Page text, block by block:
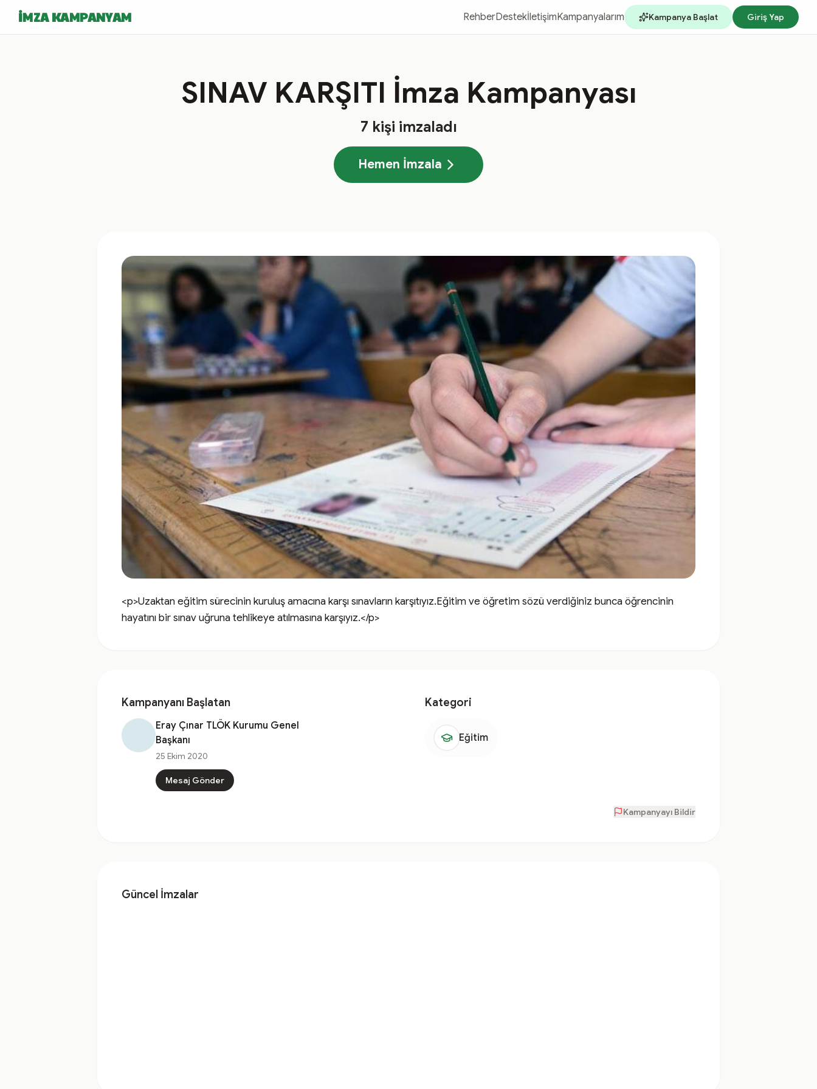
İMZA KAMPANYAM RehberDestekİletişimKampanyalarım Kampanya Başlat Giriş Yap
SINAV KARŞITI İmza Kampanyası
7 kişi imzaladı
Hemen İmzala
<p>Uzaktan eğitim sürecinin kuruluş amacına karşı sınavların karşıtıyız.Eğitim ve öğretim sözü verdiğiniz bunca öğrencinin
hayatını bir sınav uğruna tehlikeye atılmasına karşıyız.</p>
Kampanyanı Başlatan
Eray Çınar TLÖK Kurumu Genel
Başkanı
25 Ekim 2020
Mesaj Gönder
Kategori
Eğitim
Kampanyayı Bildir
Güncel İmzalar